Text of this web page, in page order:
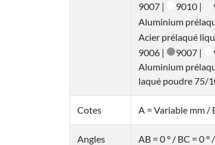
9007 |
9010 |
Aluminium
Acier prélaqué
9006 |
9007 |
Aluminium
laqué poudre 75/
Cotes A = Variable mm /
Angles AB = 0 ° / BC = 0 °